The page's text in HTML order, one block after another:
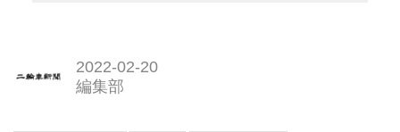
2022-02-20
編集部